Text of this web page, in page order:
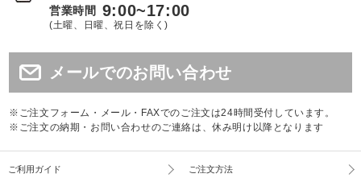
営業時間 9:00~17:00
(土曜、日曜、祝日を除く)
メールでのお問い合わせ
※ご注文フォーム・メール・FAXでのご注文は24時間受付しています。
※ご注文の納期・お問い合わせのご連絡は、休み明け以降となります
ご利用ガイド ご注文方法